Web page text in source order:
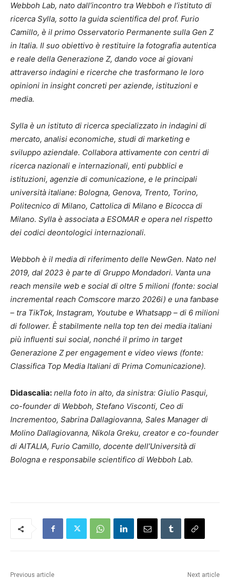
Webboh Lab, nato dall’incontro tra Webboh e l’istituto di
ricerca Sylla, sotto la guida scientifica del prof. Furio
Camillo, è il primo Osservatorio Permanente sulla Gen Z
in Italia. Il suo obiettivo è restituire la fotografia autentica
e reale della Generazione Z, dando voce ai giovani
attraverso indagini e ricerche che trasformano le loro
opinioni in insight concreti per aziende, istituzioni e
media.
Sylla è un istituto di ricerca specializzato in indagini di
mercato, analisi economiche, studi di marketing e
sviluppo aziendale. Collabora attivamente con centri di
ricerca nazionali e internazionali, enti pubblici e
istituzioni, agenzie di comunicazione, e le principali
università italiane: Bologna, Genova, Trento, Torino,
Politecnico di Milano, Cattolica di Milano e Bicocca di
Milano. Sylla è associata a ESOMAR e opera nel rispetto
dei codici deontologici internazionali.
Webboh è il media di riferimento delle NewGen. Nato nel
2019, dal 2023 è parte di Gruppo Mondadori. Vanta una
reach mensile web e social di oltre 5 milioni (fonte: social
incremental reach Comscore marzo 2026i) e una fanbase
– tra TikTok, Instagram, Youtube e Whatsapp – di 6 milioni
di follower. È stabilmente nella top ten dei media italiani
più influenti sui social, nonché il primo in target
Generazione Z per engagement e video views (fonte:
Classifica Top Media Italiani di Prima Comunicazione).
Didascalia: nella foto in alto, da sinistra: Giulio Pasqui,
co-founder di Webboh, Stefano Visconti, Ceo di
Incrementoo, Sabrina Dallagiovanna, Sales Manager di
Molino Dallagiovanna, Nikola Greku, creator e co-founder
di AITALIA, Furio Camillo, docente dell’Università di
Bologna e responsabile scientifico di Webboh Lab.
Previous article Next article